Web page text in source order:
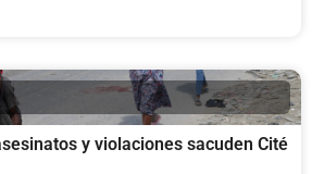
y violaciones sacuden Cité